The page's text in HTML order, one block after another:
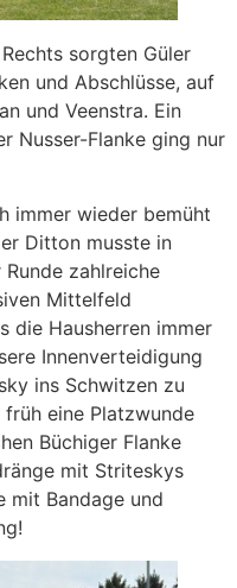
sorgten Güler
und Abschlüsse, auf
und Veenstra. Ein
Nusser-Flanke ging nur
immer wieder bemüht
Ditton musste in
zahlreiche
Mittelfeld
die Hausherren immer
Innenverteidigung
ins Schwitzen zu
eine Platzwunde
Büchiger Flanke
mit Striteskys
mit Bandage und